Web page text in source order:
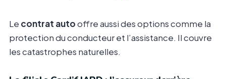
Le contrat autooffre aussi des options comme la
protection du conducteur et l’assistance. Il couvre
les catastrophes naturelles.